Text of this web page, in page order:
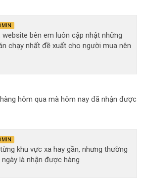
website bên em luôn cập nhật những
chạy nhất đề xuất cho người mua nên
hôm qua mà hôm nay đã nhận được
khu vực xa hay gần, nhưng thường
là nhận được hàng